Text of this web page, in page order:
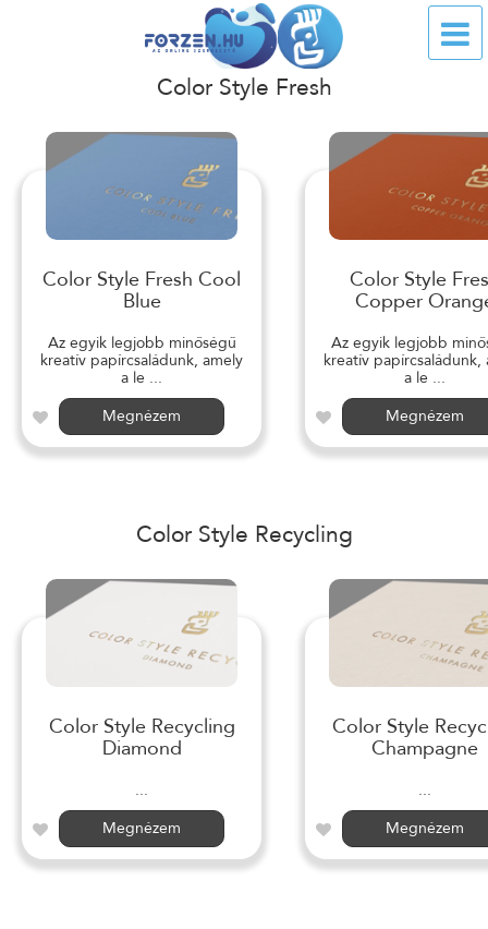
Color Style Fresh
Color Style Fresh Cool
Blue
Az egyik legjobb minőségű
kreatív papírcsaládunk, amely
a le ...
Megnézem
Color Style
Copper
Az egyik legjobb
kreatív papírcsaládunk,
a le ...
Megnézem
Color Style Recycling
Color Style Recycling
Diamond
...
Megnézem
Color Style
Champagne
...
Megnézem